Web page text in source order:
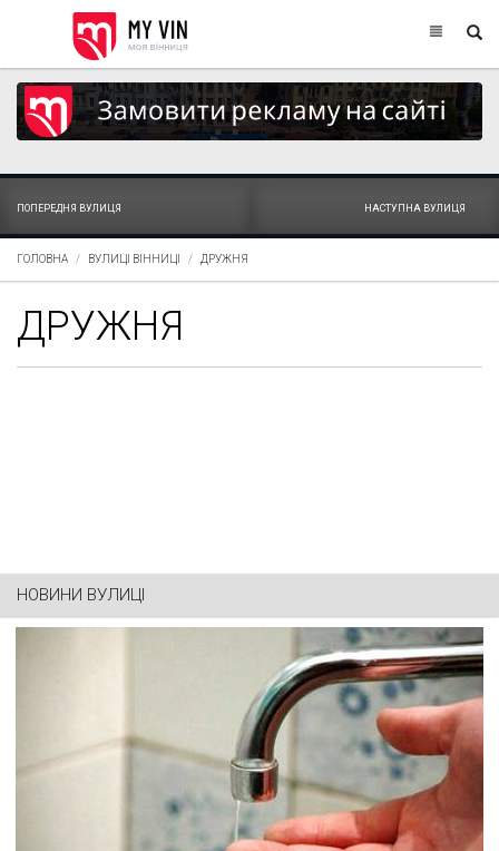
ПОПЕРЕДНЯ ВУЛИЦЯ НАСТУПНА ВУЛИЦЯ
ГОЛОВНА ВУЛИЦІ ВІННИЦІ ДРУЖНЯ
ДРУЖНЯ
НОВИНИ ВУЛИЦІ